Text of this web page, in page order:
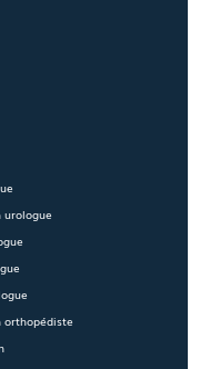
urologue
orthopédiste